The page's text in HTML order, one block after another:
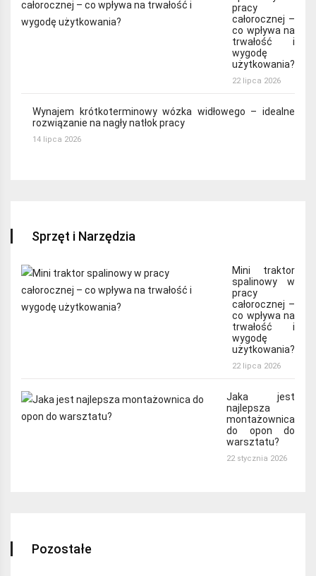
pracy
całorocznej –
co wpływa na
trwałość i
wygodę
użytkowania?
22 lipca 2026
Wynajem krótkoterminowy wózka widłowego – idealne
rozwiązanie na nagły natłok pracy
14 lipca 2026
Sprzęt i Narzędzia
Mini traktor
spalinowy w
pracy
całorocznej –
co wpływa na
trwałość i
wygodę
użytkowania?
22 lipca 2026
Jaka jest
najlepsza
montażownica
do opon do
warsztatu?
22 stycznia 2026
Pozostałe